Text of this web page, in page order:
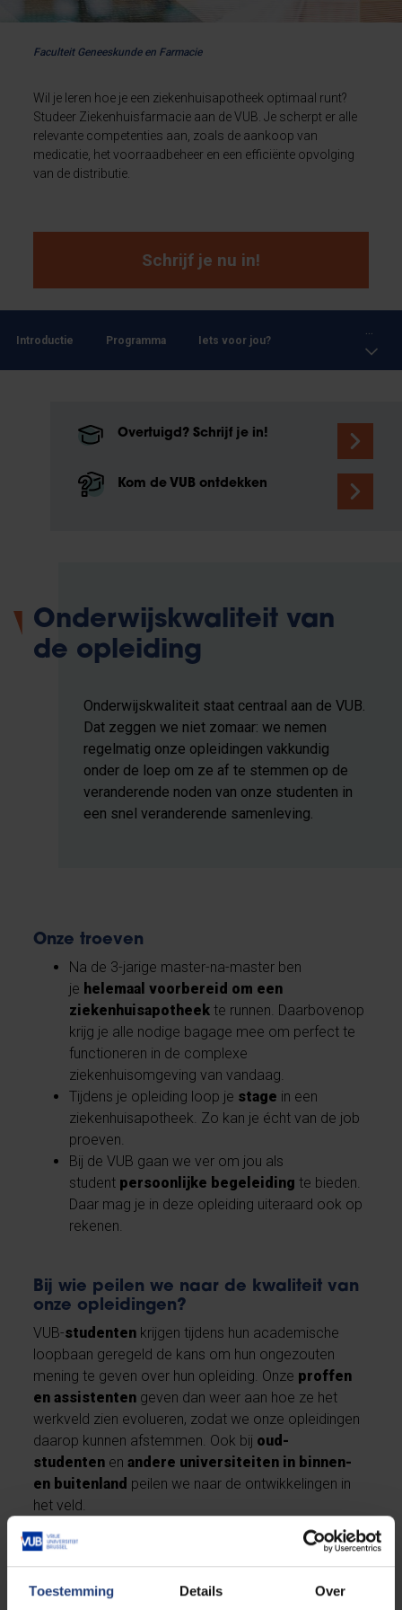
Toestemming Details Over
Faculteit Geneeskunde en Farmacie
Wil je leren hoe je een ziekenhuisapotheek optimaal runt?
Studeer Ziekenhuisfarmacie aan de VUB. Je scherpt er alle
relevante competenties aan, zoals de aankoop van
medicatie, het voorraadbeheer en een efficiënte opvolging
van de distributie.
Schrijf je nu in!
Introductie Programma Iets voor jou?
Overtuigd? Schrijf je in!
Kom de VUB ontdekken
Onderwijskwaliteit van
de opleiding
Onderwijskwaliteit staat centraal aan de VUB.
Dat zeggen we niet zomaar: we nemen
regelmatig onze opleidingen vakkundig
onder de loep om ze af te stemmen op de
veranderende noden van onze studenten in
een snel veranderende samenleving.
Onze troeven
Na de 3-jarige master-na-master ben
je helemaal voorbereid om een
ziekenhuisapotheek te runnen. Daarbovenop
krijg je alle nodige bagage mee om perfect te
functioneren in de complexe
ziekenhuisomgeving van vandaag.
Tijdens je opleiding loop je stage in een
ziekenhuisapotheek. Zo kan je écht van de job
proeven.
Bij de VUB gaan we ver om jou als
student persoonlijke begeleiding te bieden.
Daar mag je in deze opleiding uiteraard ook op
rekenen.
Bij wie peilen we naar de kwaliteit van
onze opleidingen?
VUB-studenten krijgen tijdens hun academische
loopbaan geregeld de kans om hun ongezouten
mening te geven over hun opleiding. Onze proffen
en assistenten geven dan weer aan hoe ze het
werkveld zien evolueren, zodat we onze opleidingen
daarop kunnen afstemmen. Ook bij oud-
studenten enandere universiteiten in binnen-
en buitenland peilen we naar de ontwikkelingen in
het veld.